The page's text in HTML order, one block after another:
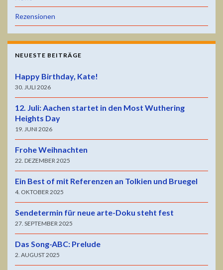
Rezensionen
NEUESTE BEITRÄGE
Happy Birthday, Kate!
30. JULI 2026
12. Juli: Aachen startet in den Most Wuthering
Heights Day
19. JUNI 2026
Frohe Weihnachten
22. DEZEMBER 2025
Ein Best of mit Referenzen an Tolkien und Bruegel
4. OKTOBER 2025
Sendetermin für neue arte-Doku steht fest
27. SEPTEMBER 2025
Das Song-ABC: Prelude
2. AUGUST 2025